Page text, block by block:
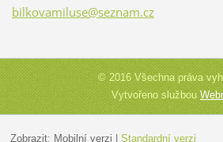
bilkovamiluse@seznam.cz
© 2016 Všechna práva
Vytvořeno službou
Zobrazit: Mobilní verzi Standardní verzi